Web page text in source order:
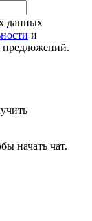
данных
и
начать чат.